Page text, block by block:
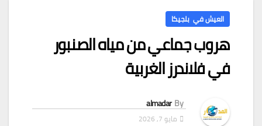
العيش في بلجيكا
هروب جماعي من مياه الصنبور
في فلاندرز الغربية
By
almadar
مايو 7, 2026